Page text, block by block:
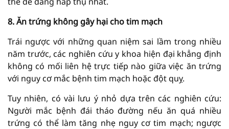
8. Ăn trứng không gây hại cho tim mạch
Trái ngược với những quan niệm sai lầm trong nhiều
năm trước, các nghiên cứu y khoa hiện đại khẳng định
không có mối liên hệ trực tiếp nào giữa việc ăn trứng
với nguy cơ mắc bệnh tim mạch hoặc đột quỵ.
Tuy nhiên, có vài lưu ý nhỏ dựa trên các nghiên cứu:
Người mắc bệnh đái tháo đường nếu ăn quá nhiều
trứng có thể làm tăng nhẹ nguy cơ tim mạch; ngược